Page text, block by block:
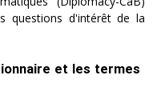
questions d'intérêt de la
et les termes